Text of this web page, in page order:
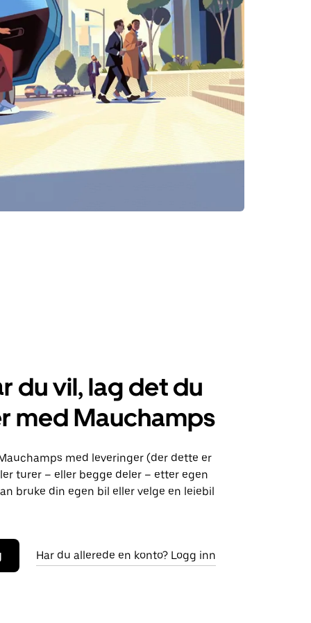
du vil, lag det du
med Mauchamps
med leveringer (der dette er
turer – eller begge deler – etter egen
bruke din egen bil eller velge en leiebil
Har du allerede en konto? Logg inn